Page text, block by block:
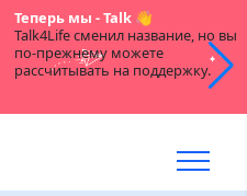
Теперь мы - Talk 👋
Talk4Life сменил название, но вы
по-прежнему можете
рассчитывать на поддержку.